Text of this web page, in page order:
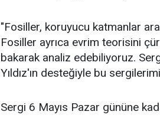
"Fosiller, koruyucu katmanlar
Fosiller ayrıca evrim teorisini
bakarak analiz edebiliyoruz.
Yıldız'ın desteğiyle bu
Sergi 6 Mayıs Pazar gününe